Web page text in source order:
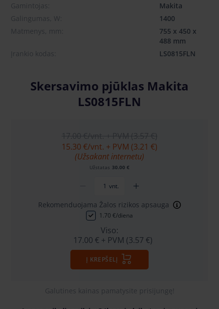
Gamintojas:
Makita
Galingumas, W:
1400
Matmenys, mm:
755 x 450 x
488 mm
Įrankio kodas:
LS0815FLN
Skersavimo pjūklas Makita
LS0815FLN
17.00 €
15.30 €/vnt. + PVM (3.21 €)
(Užsakant internetu)
Užstatas 30.00 €
vnt.
Rekomenduojama Žalos rizikos apsauga
1.70 €/diena
Viso:
17.00 € + PVM (3.57 €)
Į KREPŠELĮ
Galutines kainas pamatysite prisijungę!